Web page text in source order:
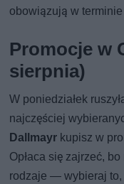
obowiązują w
Promocje w
sierpnia)
W poniedziałek
najczęściej
Dallmayr kupisz w
Opłaca się zajrzeć,
rodzaje — wybieraj to,